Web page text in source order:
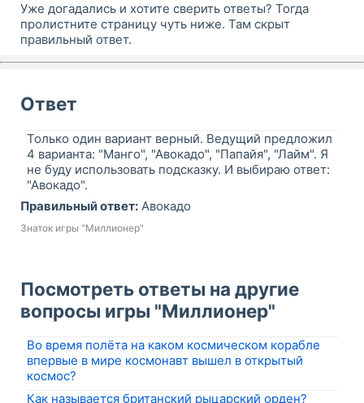
Уже догадались и хотите сверить ответы? Тогда
пролистните страницу чуть ниже. Там скрыт
правильный ответ.
Ответ
Только один вариант верный. Ведущий предложил
4 варианта: "Манго", "Авокадо", "Папайя", "Лайм". Я
не буду использовать подсказку. И выбираю ответ:
"Авокадо".
Правильный ответ: Авокадо
Знаток игры "Миллионер"
Посмотреть ответы на другие
вопросы игры "Миллионер"
Во время полёта на каком космическом корабле
впервые в мире космонавт вышел в открытый
космос?
Как называется британский рыцарский орден?